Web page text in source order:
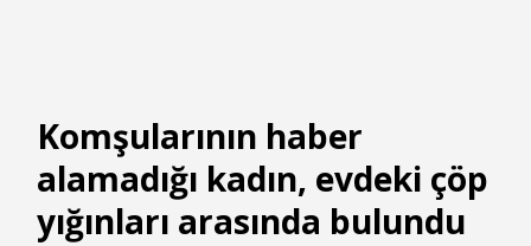
Komşularının haber
alamadığı kadın, evdeki çöp
yığınları arasında bulundu